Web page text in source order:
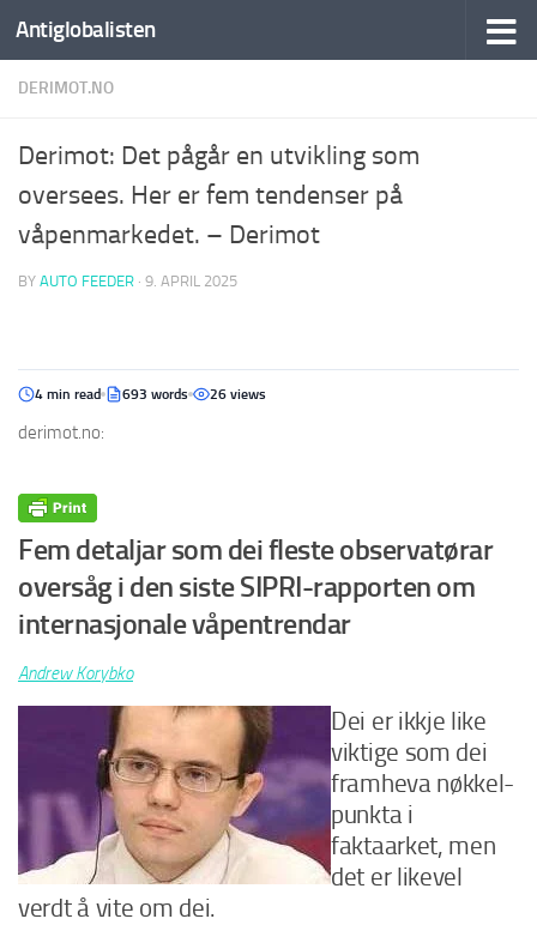
Antiglobalisten
DERIMOT.NO
Derimot: Det pågår en utvikling som
oversees. Her er fem tendenser på
våpenmarkedet. – Derimot
BY AUTO FEEDER · 9. APRIL 2025
4 min read 693 words 26 views
derimot.no:
Fem detaljar som dei fleste observatørar
oversåg i den siste SIPRI-rapporten om
internasjonale våpentrendar
Andrew Korybko
Dei er ikkje like
viktige som dei
framheva nøkkel-
punkta i
faktaarket, men
det er likevel
verdt å vite om dei.